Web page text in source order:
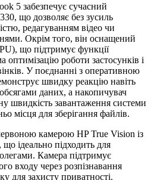
5 забезпечує сучасний
що дозволяє без зусиль
редагуванням відео чи
Окрім того, він оснащений
що підтримує функції
оптимізацію роботи застосунків і
У поєднанні з оперативною
швидку реакцію навіть
даних, а накопичувач
швидкість завантаження системи
місця для зберігання файлів.
камерою HP True Vision із
ідеально підходить для
Камера підтримує
входу через розпізнавання
для захисту приватності.